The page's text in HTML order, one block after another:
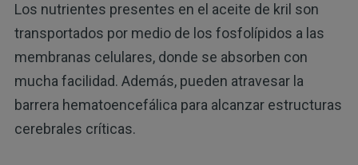
Los nutrientes presentes en el aceite de kril son
transportados por medio de los fosfolípidos a las
membranas celulares, donde se absorben con
mucha facilidad. Además, pueden atravesar la
barrera hematoencefálica para alcanzar estructuras
cerebrales críticas.